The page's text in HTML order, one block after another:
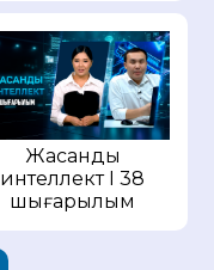
Жасанды
интеллект I 38
шығарылым